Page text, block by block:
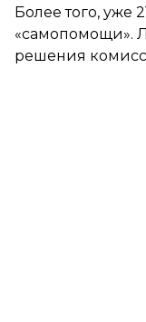
Более того,
«самопомощи».
решения